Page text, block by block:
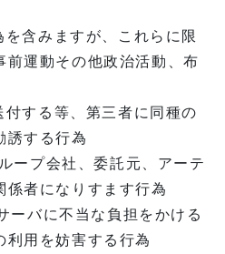
含みますが、これらに限
前運動その他政治活動、布
する等、第三者に同種の
誘する行為
ープ会社、委託元、アーテ
係者になりすます行為
ーバに不当な負担をかける
利用を妨害する行為